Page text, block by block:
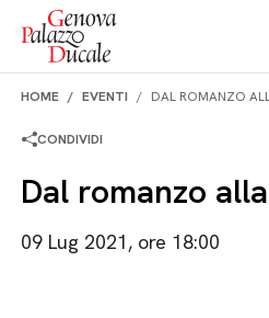
Salta al contenuto
HOME EVENTI DAL ROMANZO
CONDIVIDI
Dal romanzo
09 Lug 2021, ore 18:00